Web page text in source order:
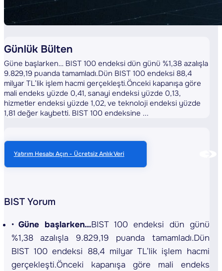
Günlük Bülten
Güne başlarken… BIST 100 endeksi dün günü %1,38 azalışla
9.829,19 puanda tamamladı.Dün BIST 100 endeksi 88,4
milyar TL’lik işlem hacmi gerçekleşti.Önceki kapanışa göre
mali endeks yüzde 0,41, sanayi endeksi yüzde 0,13,
hizmetler endeksi yüzde 1,02, ve teknoloji endeksi yüzde
1,81 değer kaybetti. BIST 100 endeksine ...
Yatırım Hesabı Açın - Ücretsiz Anlık Veri
BIST Yorum
Güne başlarken…BIST 100 endeksi dün günü
%1,38 azalışla 9.829,19 puanda tamamladı.Dün
BIST 100 endeksi 88,4 milyar TL’lik işlem hacmi
gerçekleşti.Önceki kapanışa göre mali endeks